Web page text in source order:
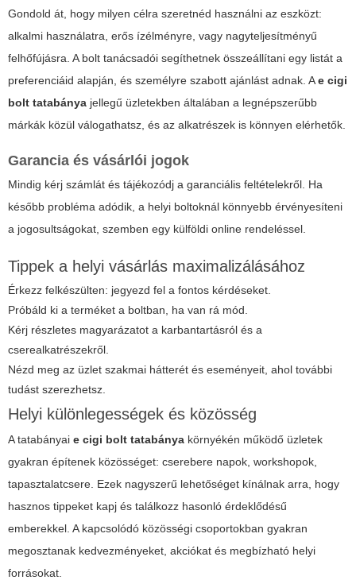
Gondold át, hogy milyen célra szeretnéd használni az eszközt:
alkalmi használatra, erős ízélményre, vagy nagyteljesítményű
felhőfújásra. A bolt tanácsadói segíthetnek összeállítani egy listát a
preferenciáid alapján, és személyre szabott ajánlást adnak. Ae cigi
bolt tatabánya jellegű üzletekben általában a legnépszerűbb
márkák közül válogathatsz, és az alkatrészek is könnyen elérhetők.
Garancia és vásárlói jogok
Mindig kérj számlát és tájékozódj a garanciális feltételekről. Ha
később probléma adódik, a helyi boltoknál könnyebb érvényesíteni
a jogosultságokat, szemben egy külföldi online rendeléssel.
Tippek a helyi vásárlás maximalizálásához
Érkezz felkészülten: jegyezd fel a fontos kérdéseket.
Próbáld ki a terméket a boltban, ha van rá mód.
Kérj részletes magyarázatot a karbantartásról és a
cserealkatrészekről.
Nézd meg az üzlet szakmai hátterét és eseményeit, ahol további
tudást szerezhetsz.
Helyi különlegességek és közösség
A tatabányai e cigi bolt tatabánya környékén működő üzletek
gyakran építenek közösséget: cserebere napok, workshopok,
tapasztalatcsere. Ezek nagyszerű lehetőséget kínálnak arra, hogy
hasznos tippeket kapj és találkozz hasonló érdeklődésű
emberekkel. A kapcsolódó közösségi csoportokban gyakran
megosztanak kedvezményeket, akciókat és megbízható helyi
forrásokat.